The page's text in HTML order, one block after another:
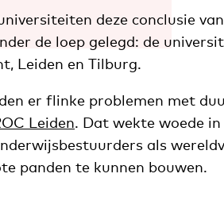
deze conclusie
de loep gelegd: de
Leiden en Tilburg.
er flinke problemen met
Leiden. Dat wekte woede
als
panden te kunnen bouwen.